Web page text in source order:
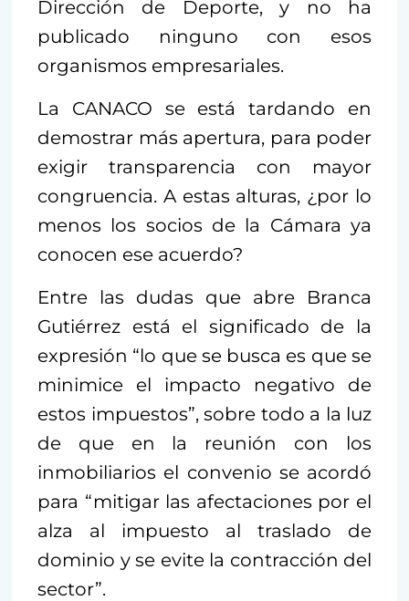
Dirección de Deporte, y no ha
publicado ninguno con esos
organismos empresariales.
La CANACO se está tardando en
demostrar más apertura, para poder
exigir transparencia con mayor
congruencia. A estas alturas, ¿por lo
menos los socios de la Cámara ya
conocen ese acuerdo?
Entre las dudas que abre Branca
Gutiérrez está el significado de la
expresión “lo que se busca es que se
minimice el impacto negativo de
estos impuestos”, sobre todo a la luz
de que en la reunión con los
inmobiliarios el convenio se acordó
para “mitigar las afectaciones por el
alza al impuesto al traslado de
dominio y se evite la contracción del
sector”.